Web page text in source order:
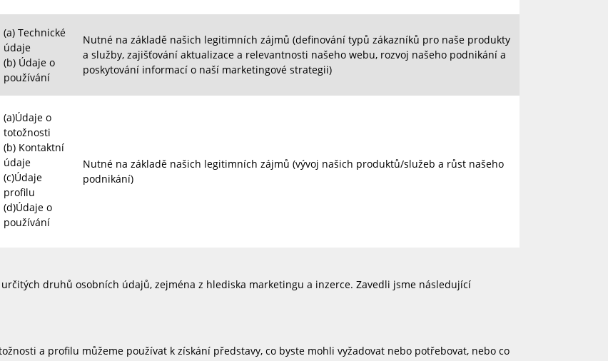
(a) Technické
údaje
(b) Údaje o
používání
Nutné na základě našich legitimních zájmů (definování typů zákazníků pro naše produkty
a služby, zajišťování aktualizace a relevantnosti našeho webu, rozvoj našeho podnikání a
poskytování informací o naší marketingové strategii)
(a)Údaje o
totožnosti
(b) Kontaktní
údaje
(c)Údaje
profilu
(d)Údaje o
používání
Nutné na základě našich legitimních zájmů (vývoj našich produktů/služeb a růst našeho
podnikání)
druhů osobních údajů, zejména z hlediska marketingu a inzerce. Zavedli jsme následující
a profilu můžeme používat k získání představy, co byste mohli vyžadovat nebo potřebovat, nebo co